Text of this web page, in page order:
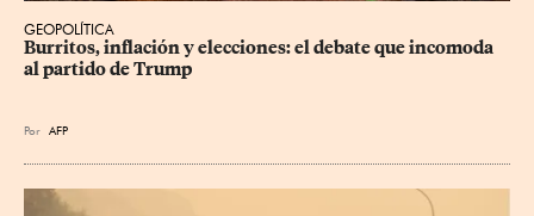
GEOPOLÍTICA
Burritos, inflación y elecciones: el debate que incomoda
al partido de Trump
Por AFP